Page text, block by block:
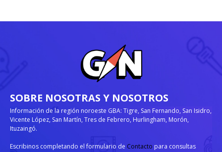
SOBRE NOSOTRAS Y NOSOTROS
Información de la región noroeste GBA: Tigre, San Fernando, San Isidro,
Vicente López, San Martín, Tres de Febrero, Hurlingham, Morón,
Ituzaingó.
Escribinos completando el formulario de Contacto para consultas